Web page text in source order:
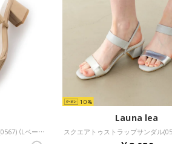
スクエアトゥストラップサンダル(0567) （Lベージュ）
10
Launa lea